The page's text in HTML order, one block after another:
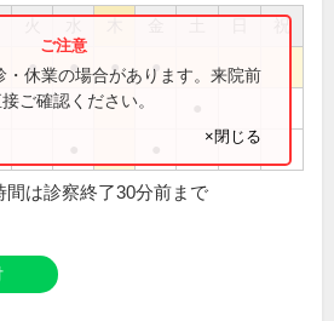
祝
● ● ● ●
・休業の場合があります。来院前
ご確認ください。
×閉じる
間は診察終了30分前まで